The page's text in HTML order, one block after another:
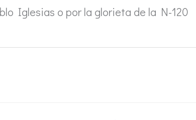
Iglesias o por la glorieta de la N-120